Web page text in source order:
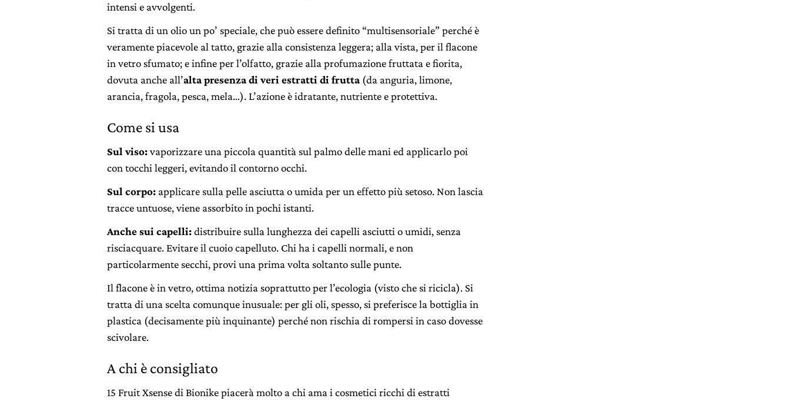
intensi e avvolgenti.
Si tratta di un olio un po’ speciale, che può essere definito “multisensoriale” perché è
veramente piacevole al tatto, grazie alla consistenza leggera; alla vista, per il flacone
in vetro sfumato; e infine per l’olfatto, grazie alla profumazione fruttata e fiorita,
dovuta anche all’alta presenza di veri estratti di frutta (da anguria, limone,
arancia, fragola, pesca, mela…). L’azione è idratante, nutriente e protettiva.
Come si usa
Sul viso:vaporizzare una piccola quantità sul palmo delle mani ed applicarlo poi
con tocchi leggeri, evitando il contorno occhi.
Sul corpo: applicare sulla pelle asciutta o umida per un effetto più setoso. Non lascia
tracce untuose, viene assorbito in pochi istanti.
Anche sui capelli:distribuire sulla lunghezza dei capelli asciutti o umidi, senza
risciacquare. Evitare il cuoio capelluto. Chi ha i capelli normali, e non
particolarmente secchi, provi una prima volta soltanto sulle punte.
Il flacone è in vetro, ottima notizia soprattutto per l’ecologia (visto che si ricicla). Si
tratta di una scelta comunque inusuale: per gli oli, spesso, si preferisce la bottiglia in
plastica (decisamente più inquinante) perché non rischia di rompersi in caso dovesse
scivolare.
A chi è consigliato
15 Fruit Xsense di Bionike piacerà molto a chi ama i cosmetici ricchi di estratti